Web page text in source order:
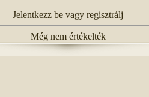
Jelentkezz be vagy regisztrálj
Még nem értékelték